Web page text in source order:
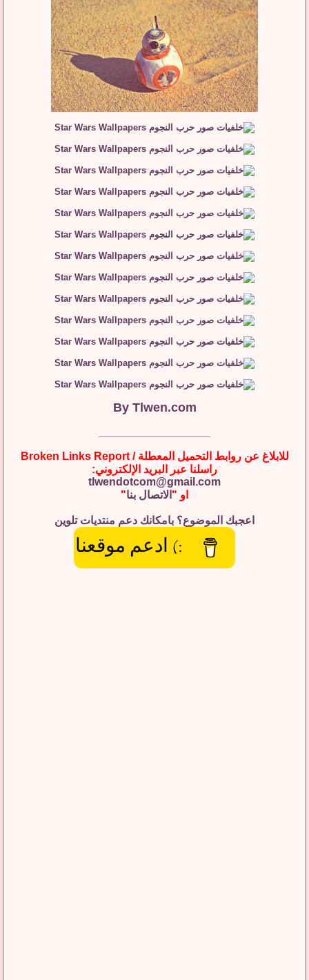
By Tlwen.com
للابلاغ عن روابط التحميل المعطلة / Broken Links Report
راسلنا عبر البريد الإلكتروني:
tlwendotcom@gmail.com
او " الاتصال بنا"
اعجبك الموضوع؟ بامكانك دعم منتديات تلوين
:) ادعم موقعنا